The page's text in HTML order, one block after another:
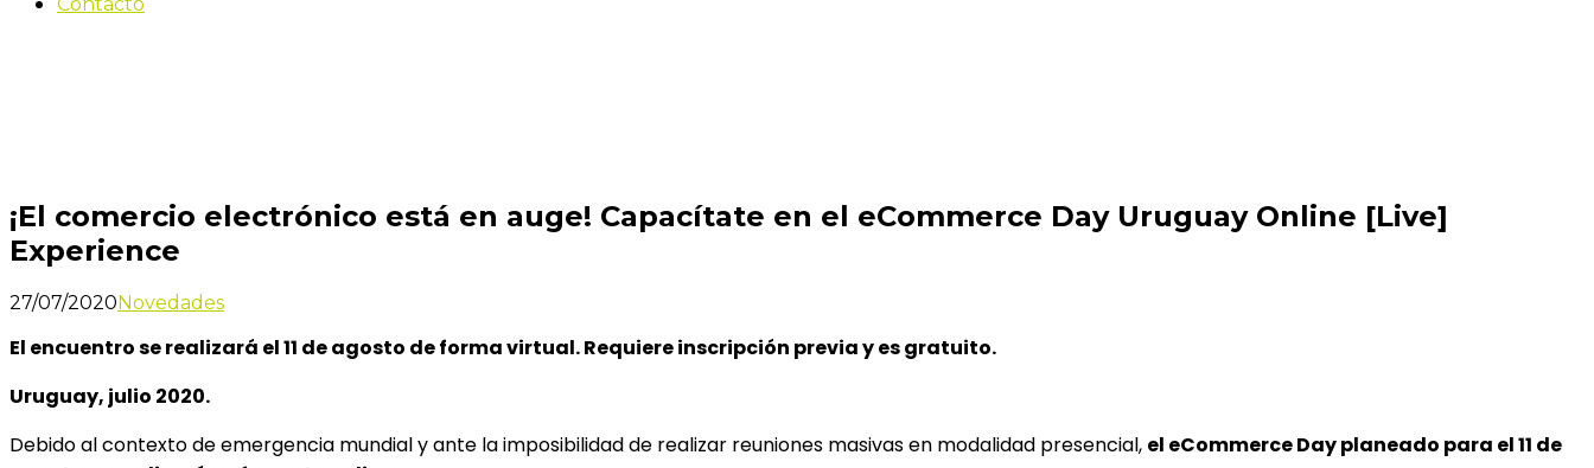
¡El comercio electrónico está en auge! Capacítate en el eCommerce Day Uruguay Online [Live]
Experience
27/07/2020Novedades
El encuentro se realizará el 11 de agosto de forma virtual. Requiere inscripción previa y es gratuito.
Uruguay, julio 2020.
Debido al contexto de emergencia mundial y ante la imposibilidad de realizar reuniones masivas en modalidad presencial, el eCommerce Day planeado para el 11 de